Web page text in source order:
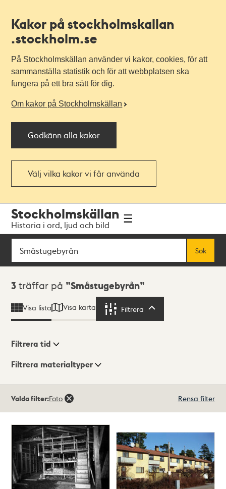
Kakor på stockholmskallan
.stockholm.se
På Stockholmskällan använder vi kakor, cookies, för att
sammanställa statistik och för att webbplatsen ska
fungera på ett bra sätt för dig.
Om kakor på Stockholmskällan
Godkänn alla kakor
Välj vilka kakor vi får använda
navigationen
huvudinnehållet
Stockholmskällan
Historia i ord, ljud och bild
Sök
Sök
Sökresultat
3 träffar på Småstugebyrån
Visa lista Visa karta Filtrera
Visningsläge
Filtrera tid
Filtrera materialtyper
träffar
Valda filter:Foto Rensa filter